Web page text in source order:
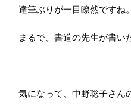
達筆ぶりが一目瞭然ですね。
まるで、書道の先生が書い
気になって、中野聡子さん